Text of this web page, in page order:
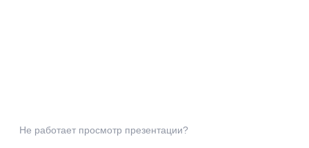
Не работает просмотр презентации?